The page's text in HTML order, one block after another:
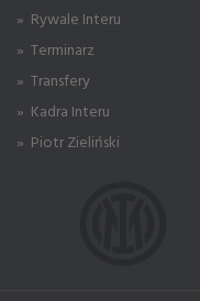
» Rywale Interu
» Terminarz
» Transfery
» Kadra Interu
» Piotr Zieliński